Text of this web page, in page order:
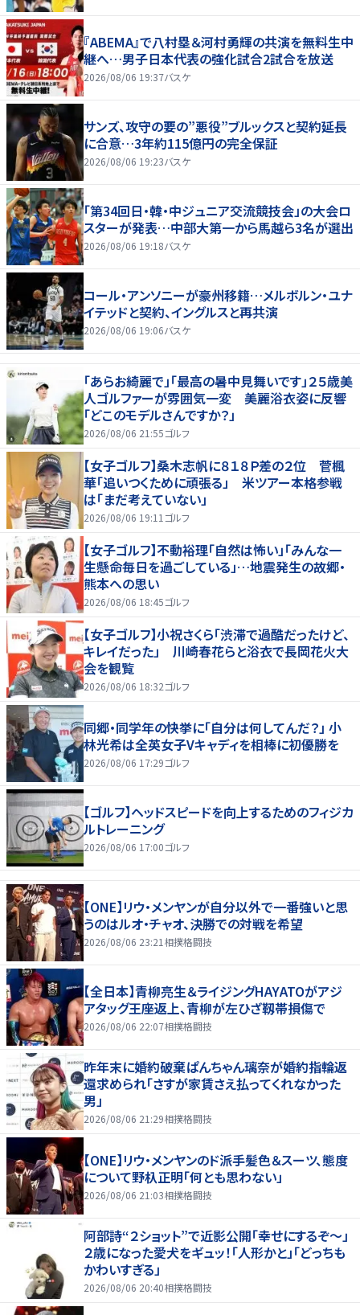
『ABEMA』で八村塁＆河村勇輝の共演を無料生中
継へ…男子日本代表の強化試合2試合を放送
2026/08/06 19:37バスケ
サンズ、攻守の要の”悪役”ブルックスと契約延長
に合意…3年約115億円の完全保証
2026/08/06 19:23バスケ
「第34回日・韓・中ジュニア交流競技会」の大会ロ
スターが発表…中部大第一から馬越ら3名が選出
2026/08/06 19:18バスケ
コール・アンソニーが豪州移籍…メルボルン・ユナ
イテッドと契約、イングルスと再共演
2026/08/06 19:06バスケ
「あらお綺麗で」「最高の暑中見舞いです」２５歳美
人ゴルファーが雰囲気一変 美麗浴衣姿に反響
「どこのモデルさんですか？」
2026/08/06 21:55ゴルフ
【女子ゴルフ】桑木志帆に８１８Ｐ差の２位 菅楓
華「追いつくために頑張る」 米ツアー本格参戦
は「まだ考えていない」
2026/08/06 19:11 ゴルフ
【女子ゴルフ】不動裕理「自然は怖い」「みんな一
生懸命毎日を過ごしている」…地震発生の故郷・
熊本への思い
2026/08/06 18:45ゴルフ
【女子ゴルフ】小祝さくら「渋滞で過酷だったけど、
キレイだった」 川崎春花らと浴衣で長岡花火大
会を観覧
2026/08/06 18:32ゴルフ
同郷・同学年の快挙に「自分は何してんだ？」 小
林光希は全英女子Vキャディを相棒に初優勝を
2026/08/06 17:29ゴルフ
【ゴルフ】ヘッドスピードを向上するためのフィジカ
ルトレーニング
2026/08/06 17:00ゴルフ
【ONE】リウ・メンヤンが自分以外で一番強いと思
うのはルオ・チャオ、決勝での対戦を希望
2026/08/06 23:21 相撲格闘技
【全日本】青柳亮生＆ライジングHAYATOがアジ
アタッグ王座返上、青柳が左ひざ靱帯損傷で
2026/08/06 22:07相撲格闘技
昨年末に婚約破棄ぱんちゃん璃奈が婚約指輪返
還求められ「さすが家賃さえ払ってくれなかった
男」
2026/08/06 21:29相撲格闘技
【ONE】リウ・メンヤンのド派手髪色＆スーツ、態度
について野杁正明「何とも思わない」
2026/08/06 21:03相撲格闘技
阿部詩“２ショット”で近影公開「幸せにするぞ〜」
２歳になった愛犬をギュッ！「人形かと」「どっちも
かわいすぎる」
2026/08/06 20:40相撲格闘技